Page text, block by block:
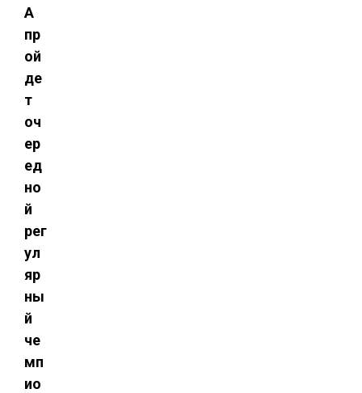
А
пр
ой
де
т
оч
ер
ед
но
й
рег
ул
яр
ны
й
че
мп
ио